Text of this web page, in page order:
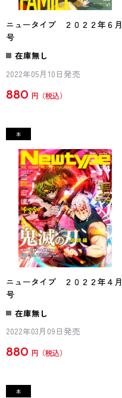
ニュータイプ ２０２２年６月
号
在庫無し
2022年05月10日発売
880 円
ニュータイプ ２０２２年４月
号
在庫無し
2022年03月09日発売
880 円